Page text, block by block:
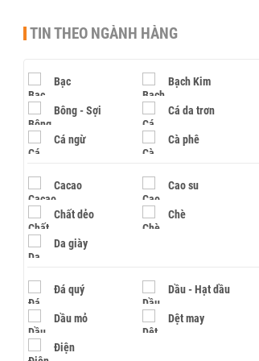
TIN THEO NGÀNH HÀNG
Bạc Bạch Kim
Bông - Sợi Cá da trơn
Cá ngừ Cà phê
Cacao Cao su
Chất dẻo Chè
Da giày
Đá quý Dầu - Hạt dầu
Dầu mỏ Dệt may
Điện